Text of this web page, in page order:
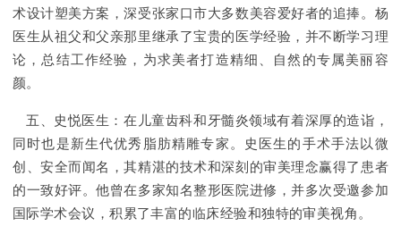
术设计塑美方案，深受张家口市大多数美容爱好者的追捧。杨
医生从祖父和父亲那里继承了宝贵的医学经验，并不断学习理
论，总结工作经验，为求美者打造精细、自然的专属美丽容
颜。
五、史悦医生：在儿童齿科和牙髓炎领域有着深厚的造诣，
同时也是新生代优秀脂肪精雕专家。史医生的手术手法以微
创、安全而闻名，其精湛的技术和深刻的审美理念赢得了患者
的一致好评。他曾在多家知名整形医院进修，并多次受邀参加
国际学术会议，积累了丰富的临床经验和独特的审美视角。